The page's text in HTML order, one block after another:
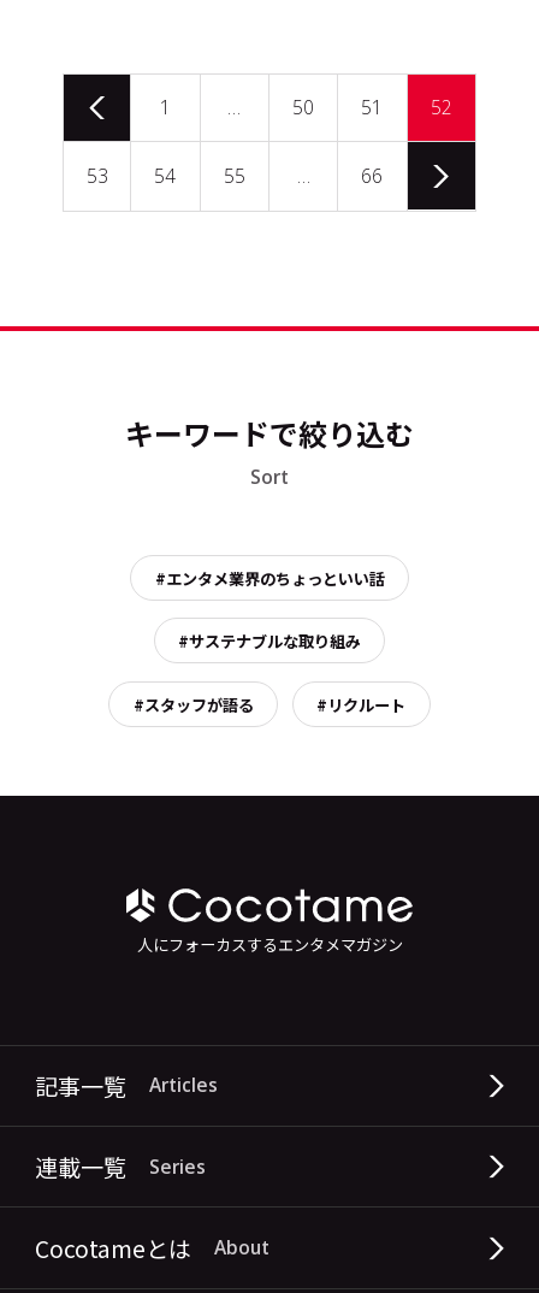
1 … 50 51 52
53 54 55 … 66
キーワードで絞り込む
Sort
#エンタメ業界のちょっといい話
#サステナブルな取り組み
#スタッフが語る #リクルート
人にフォーカスするエンタメマガジン
記事一覧 Articles
連載一覧 Series
Cocotameとは About